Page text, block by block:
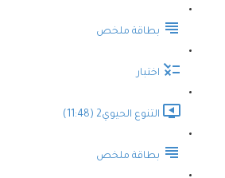
بطاقة ملخص
اختبار
التنوع الحيوي2 (11:48)
بطاقة ملخص